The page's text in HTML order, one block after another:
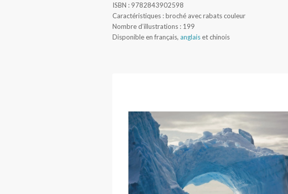
ISBN : 9782843902598
Caractéristiques : broché avec rabats couleur
Nombre d’illustrations : 199
Disponible en français, anglais et chinois
Extrait du livre « Antarctique, voyage en péninsule »